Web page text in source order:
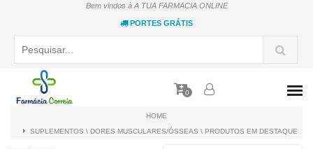
Bem vindos à A TUA FARMACIA ONLINE
PORTES GRÁTIS
0
HOME
SUPLEMENTOS \ DORES MUSCULARES/ÓSSEAS \ PRODUTOS EM DESTAQUE